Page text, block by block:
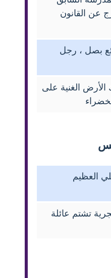
عن القانون
بصل ، رجل
الغنية على
العظيم
تشتم عائلة